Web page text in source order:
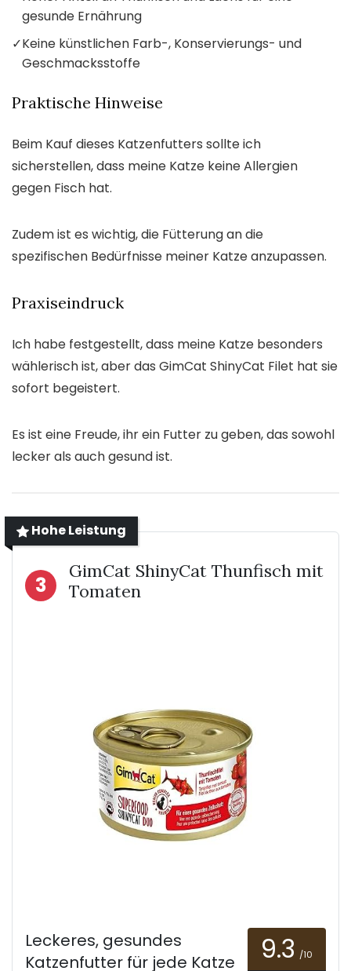
gesunde Ernährung
✓Keine künstlichen Farb-, Konservierungs- und
Geschmacksstoffe
Praktische Hinweise
Beim Kauf dieses Katzenfutters sollte ich
sicherstellen, dass meine Katze keine Allergien
gegen Fisch hat.
Zudem ist es wichtig, die Fütterung an die
spezifischen Bedürfnisse meiner Katze anzupassen.
Praxiseindruck
Ich habe festgestellt, dass meine Katze besonders
wählerisch ist, aber das GimCat ShinyCat Filet hat sie
sofort begeistert.
Es ist eine Freude, ihr ein Futter zu geben, das sowohl
lecker als auch gesund ist.
Hohe Leistung
3
GimCat ShinyCat Thunfisch mit
Tomaten
Leckeres, gesundes
Katzenfutter für jede Katze
9.3 /10